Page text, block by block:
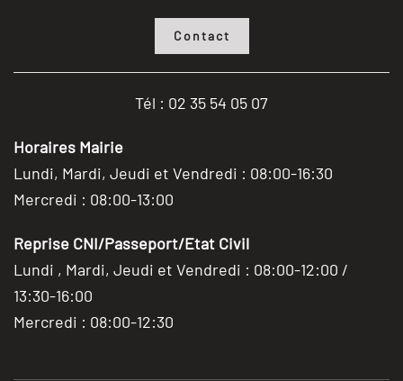
Contact
Tél : 02 35 54 05 07
Horaires Mairie
Lundi, Mardi, Jeudi et Vendredi : 08:00-16:30
Mercredi : 08:00-13:00
Reprise CNI/Passeport/Etat Civil
Lundi , Mardi, Jeudi et Vendredi : 08:00-12:00 /
13:30-16:00
Mercredi : 08:00-12:30